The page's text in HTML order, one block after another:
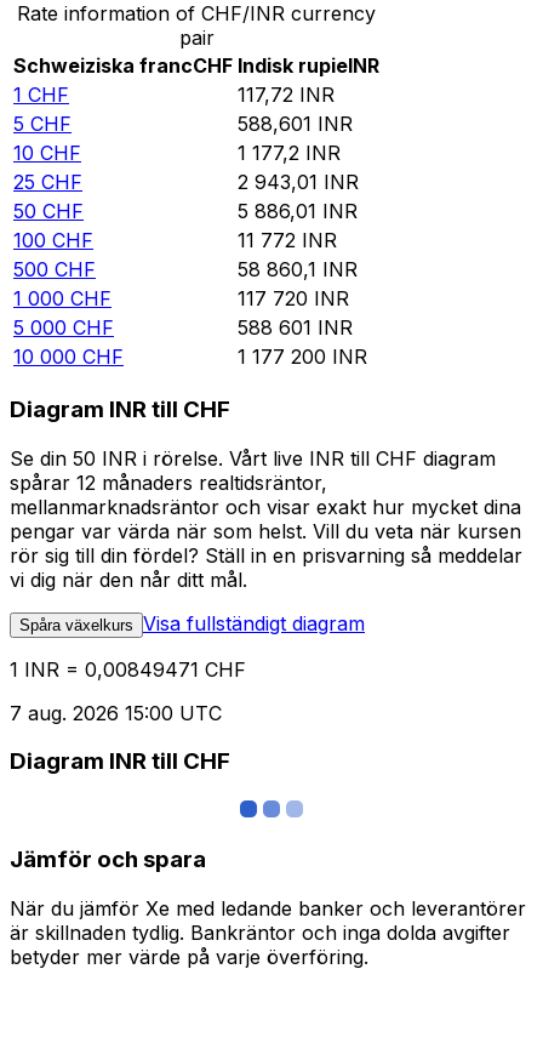
Rate information of CHF/INR currency
pair
Schweiziska francCHF Indisk rupieINR
1 CHF 117,72 INR
5 CHF 588,601 INR
10 CHF 1 177,2 INR
25 CHF 2 943,01 INR
50 CHF 5 886,01 INR
100 CHF 11 772 INR
500 CHF 58 860,1 INR
1 000 CHF 117 720 INR
5 000 CHF 588 601 INR
10 000 CHF 1 177 200 INR
Diagram INR till CHF
Se din 50 INR i rörelse. Vårt live INR till CHF diagram
spårar 12 månaders realtidsräntor,
mellanmarknadsräntor och visar exakt hur mycket dina
pengar var värda när som helst. Vill du veta när kursen
rör sig till din fördel? Ställ in en prisvarning så meddelar
vi dig när den når ditt mål.
Spåra växelkurs Visa fullständigt diagram
1 INR = 0,00849471 CHF
7 aug. 2026 15:00 UTC
Diagram INR till CHF
Jämför och spara
När du jämför Xe med ledande banker och leverantörer
är skillnaden tydlig. Bankräntor och inga dolda avgifter
betyder mer värde på varje överföring.